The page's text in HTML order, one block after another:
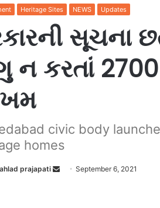
Heritage Sites NEWS Updates
સૂચના
ન કરતાં
civic body
homes
prajapati
SendSeptember 6, 2021